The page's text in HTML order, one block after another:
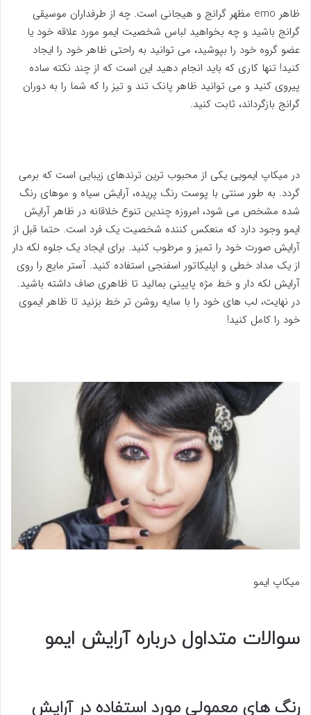
ظاهر emo مظهر گرانج و هیجانی است. چه از طرفداران موسیقی
گرانج باشید و چه بخواهید لباس شخصیت ایمو مورد علاقه خود یا
عضو گروه خود را بپوشید، می توانید به راحتی ظاهر خود را ایجاد
کنید! تنها کاری که باید انجام دهید این است که از چند نکته ساده
پیروی کنید و می توانید ظاهر پانک تند و تیز را که شما را به دوران
گرانج بازگرداند، ثابت کنید.
در میکاپ ایمویی یکی از محبوب ترین ترندهای زیبایی است که برمی
گردد. به طور سنتی با پوست رنگ پریده، آرایش سیاه و موهای رنگ
شده مشخص می شود، امروزه چندین تنوع خلاقانه در ظاهر آرایش
ایمو وجود دارد که منعکس کننده شخصیت یک فرد است. حتما قبل از
آرایش صورت خود را تمیز و مرطوب کنید. برای ایجاد یک جلوه لکه دار
از یک مداد خطی و اپلیکاتور اسفنجی استفاده کنید. آستر مایع را روی
آرایش لکه دار و خط مژه پایینی بمالید تا ظاهری صاف داشته باشید.
در نهایت، لب های خود را با سایه روشن تر خط بزنید تا ظاهر ایموی
خود را کامل کنید!
میکاپ ایمو
سوالات متداول درباره آرایش ایمو
رنگ های معمولی مورد استفاده در آرایش